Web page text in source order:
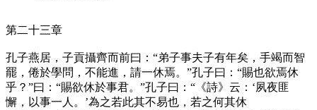
第二十三章
孔子燕居，子貢攝齊而前曰：“弟子事夫子有年矣，手竭而智
罷，倦於學問，不能進，請一休焉。”孔子曰：“賜也欲焉休
乎？”曰：“賜欲休於事君。”孔子曰：“《詩》云：‘夙夜匪
懈，以事一人。’為之若此其不易也，若之何其休